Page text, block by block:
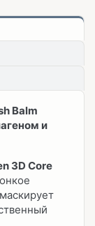
Balm
и
3D Core